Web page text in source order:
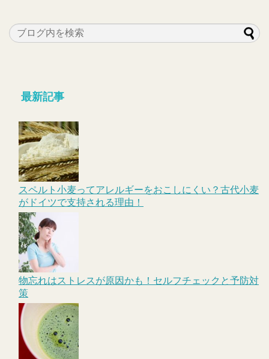
最新記事
スペルト小麦ってアレルギーをおこしにくい？古代小麦
がドイツで支持される理由！
物忘れはストレスが原因かも！セルフチェックと予防対
策